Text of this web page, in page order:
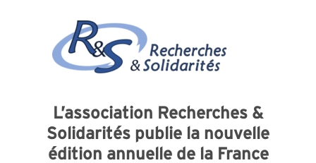
L’association Recherches &
Solidarités publie la nouvelle
édition annuelle de la France